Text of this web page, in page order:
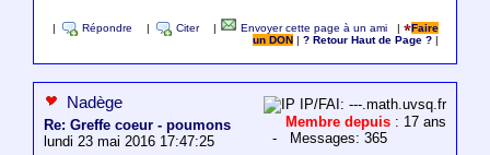
Répondre Citer Envoyer cette page à un ami |
Faire
un DON
|? Retour Haut de Page ?
Nadège
Re: Greffe coeur - poumons
lundi 23 mai 2016 17:47:25
IP/FAI: ---.math.uvsq.fr
Membre depuis : 17 ans
- Messages: 365